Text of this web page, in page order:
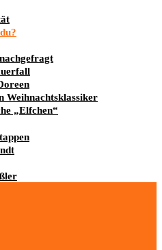
Weihnachtsklassiker
„Elfchen“